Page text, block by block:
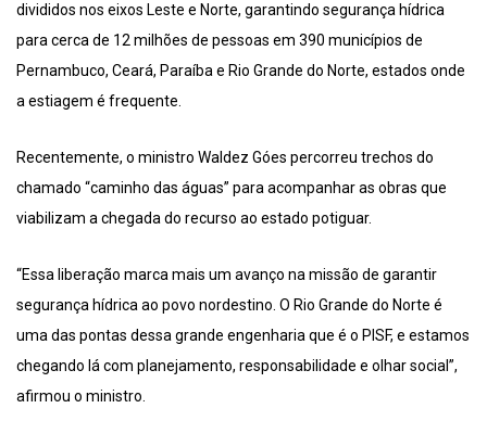
divididos nos eixos Leste e Norte, garantindo segurança hídrica
para cerca de 12 milhões de pessoas em 390 municípios de
Pernambuco, Ceará, Paraíba e Rio Grande do Norte, estados onde
a estiagem é frequente.
Recentemente, o ministro Waldez Góes percorreu trechos do
chamado “caminho das águas” para acompanhar as obras que
viabilizam a chegada do recurso ao estado potiguar.
“Essa liberação marca mais um avanço na missão de garantir
segurança hídrica ao povo nordestino. O Rio Grande do Norte é
uma das pontas dessa grande engenharia que é o PISF, e estamos
chegando lá com planejamento, responsabilidade e olhar social”,
afirmou o ministro.